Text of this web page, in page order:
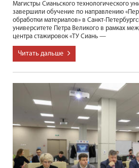
Магистры Сианьского технологического
завершили обучение по направлению
обработки материалов» в Санкт-
университете Петра Великого в рамках
центра стажировок «ТУ Сиань —
Читать дальше